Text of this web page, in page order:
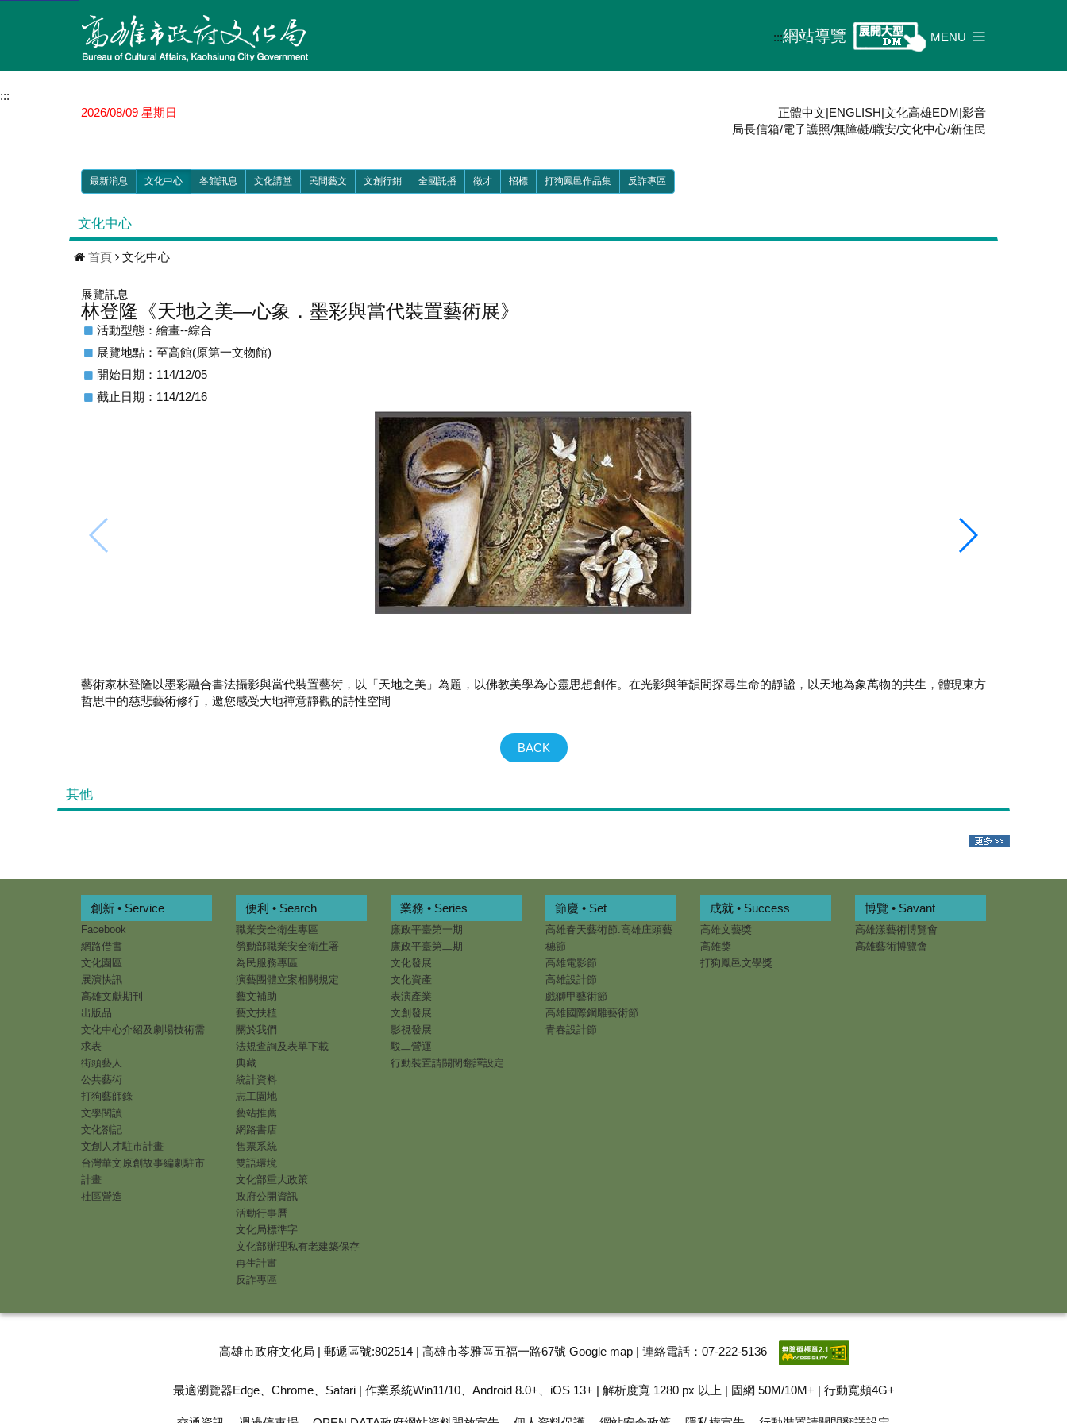
:::網站導覽 MENU
:::
2026/08/09 星期日
正體中文|ENGLISH|文化高雄EDM|影音
局長信箱/電子護照/無障礙/職安/文化中心/新住民
最新消息 文化中心 各館訊息 文化講堂 民間藝文 文創行銷 全國託播 徵才 招標 打狗鳳邑作品集 反詐專區
文化中心
首頁 文化中心
展覽訊息
林登隆《天地之美—心象．墨彩與當代裝置藝術展》
活動型態：繪畫--綜合
展覽地點：至高館(原第一文物館)
開始日期：114/12/05
截止日期：114/12/16
藝術家林登隆以墨彩融合書法攝影與當代裝置藝術，以「天地之美」為題，以佛教美學為心靈思想創作。在光影與筆韻間探尋生命的靜謐，以天地為象萬物的共生，體現東方
哲思中的慈悲藝術修行，邀您感受大地禪意靜觀的詩性空間
BACK
其他
創新 • Service
Facebook
網路借書
文化園區
展演快訊
高雄文獻期刊
出版品
文化中心介紹及劇場技術需
求表
街頭藝人
公共藝術
打狗藝師錄
文學閱讀
文化劄記
文創人才駐市計畫
台灣華文原創故事編劇駐市
計畫
社區營造
便利 • Search
職業安全衛生專區
勞動部職業安全衛生署
為民服務專區
演藝團體立案相關規定
藝文補助
藝文扶植
關於我們
法規查詢及表單下載
典藏
統計資料
志工園地
藝站推薦
網路書店
售票系統
雙語環境
文化部重大政策
政府公開資訊
活動行事曆
文化局標準字
文化部辦理私有老建築保存
再生計畫
反詐專區
業務 • Series
廉政平臺第一期
廉政平臺第二期
文化發展
文化資產
表演產業
文創發展
影視發展
駁二營運
行動裝置請關閉翻譯設定
節慶 • Set
高雄春天藝術節.高雄庄頭藝
穗節
高雄電影節
高雄設計節
戲獅甲藝術節
高雄國際鋼雕藝術節
青春設計節
成就 • Success
高雄文藝獎
高雄獎
打狗鳳邑文學獎
博覽 • Savant
高雄漾藝術博覽會
高雄藝術博覽會
高雄市政府文化局 | 郵遞區號:802514 | 高雄市苓雅區五福一路67號 Google map| 連絡電話：07-222-5136
最適瀏覽器Edge、Chrome、Safari | 作業系統Win11/10、Android 8.0+、iOS 13+ | 解析度寬 1280 px 以上 | 固網 50M/10M+ | 行動寬頻4G+